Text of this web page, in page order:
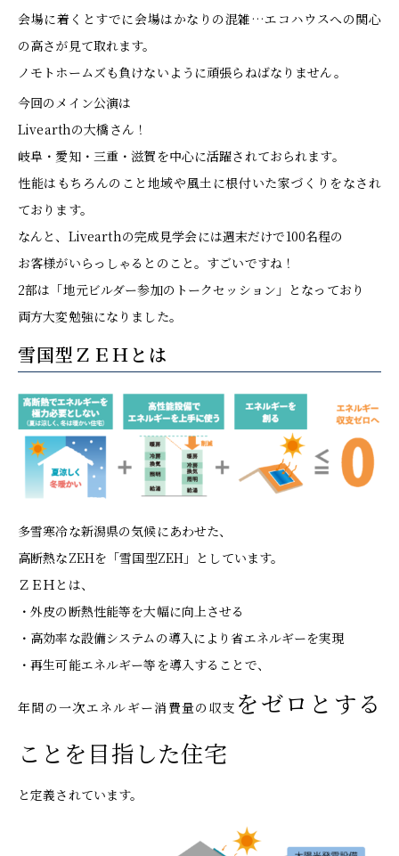
会場に着くとすでに会場はかなりの混雑…エコハウスへの関心
の高さが見て取れます。
ノモトホームズも負けないように頑張らねばなりません。
今回のメイン公演は
Livearthの大橋さん！
岐阜・愛知・三重・滋賀を中心に活躍されておられます。
性能はもちろんのこと地域や風土に根付いた家づくりをなされ
ております。
なんと、Livearthの完成見学会には週末だけで100名程の
お客様がいらっしゃるとのこと。すごいですね！
2部は「地元ビルダー参加のトークセッション」となっており
両方大変勉強になりました。
雪国型ＺＥＨとは
多雪寒冷な新潟県の気候にあわせた、
高断熱なZEHを「雪国型ZEH」としています。
ＺＥＨとは、
・外皮の断熱性能等を大幅に向上させる
・高効率な設備システムの導入により省エネルギーを実現
・再生可能エネルギー等を導入することで、
年間の一次エネルギー消費量の収支 をゼロとする
ことを目指した住宅
と定義されています。